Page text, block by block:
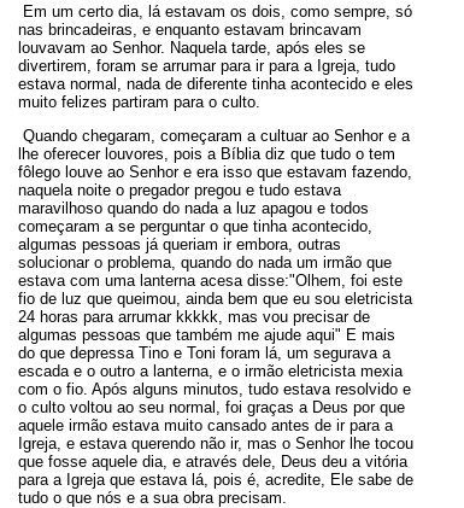
Em um certo dia, lá estavam os dois, como sempre, só
nas brincadeiras, e enquanto estavam brincavam
louvavam ao Senhor. Naquela tarde, após eles se
divertirem, foram se arrumar para ir para a Igreja, tudo
estava normal, nada de diferente tinha acontecido e eles
muito felizes partiram para o culto.
Quando chegaram, começaram a cultuar ao Senhor e a
lhe oferecer louvores, pois a Bíblia diz que tudo o tem
fôlego louve ao Senhor e era isso que estavam fazendo,
naquela noite o pregador pregou e tudo estava
maravilhoso quando do nada a luz apagou e todos
começaram a se perguntar o que tinha acontecido,
algumas pessoas já queriam ir embora, outras
solucionar o problema, quando do nada um irmão que
estava com uma lanterna acesa disse:"Olhem, foi este
fio de luz que queimou, ainda bem que eu sou eletricista
24 horas para arrumar kkkkk, mas vou precisar de
algumas pessoas que também me ajude aqui" E mais
do que depressa Tino e Toni foram lá, um segurava a
escada e o outro a lanterna, e o irmão eletricista mexia
com o fio. Após alguns minutos, tudo estava resolvido e
o culto voltou ao seu normal, foi graças a Deus por que
aquele irmão estava muito cansado antes de ir para a
Igreja, e estava querendo não ir, mas o Senhor lhe tocou
que fosse aquele dia, e através dele, Deus deu a vitória
para a Igreja que estava lá, pois é, acredite, Ele sabe de
tudo o que nós e a sua obra precisam.